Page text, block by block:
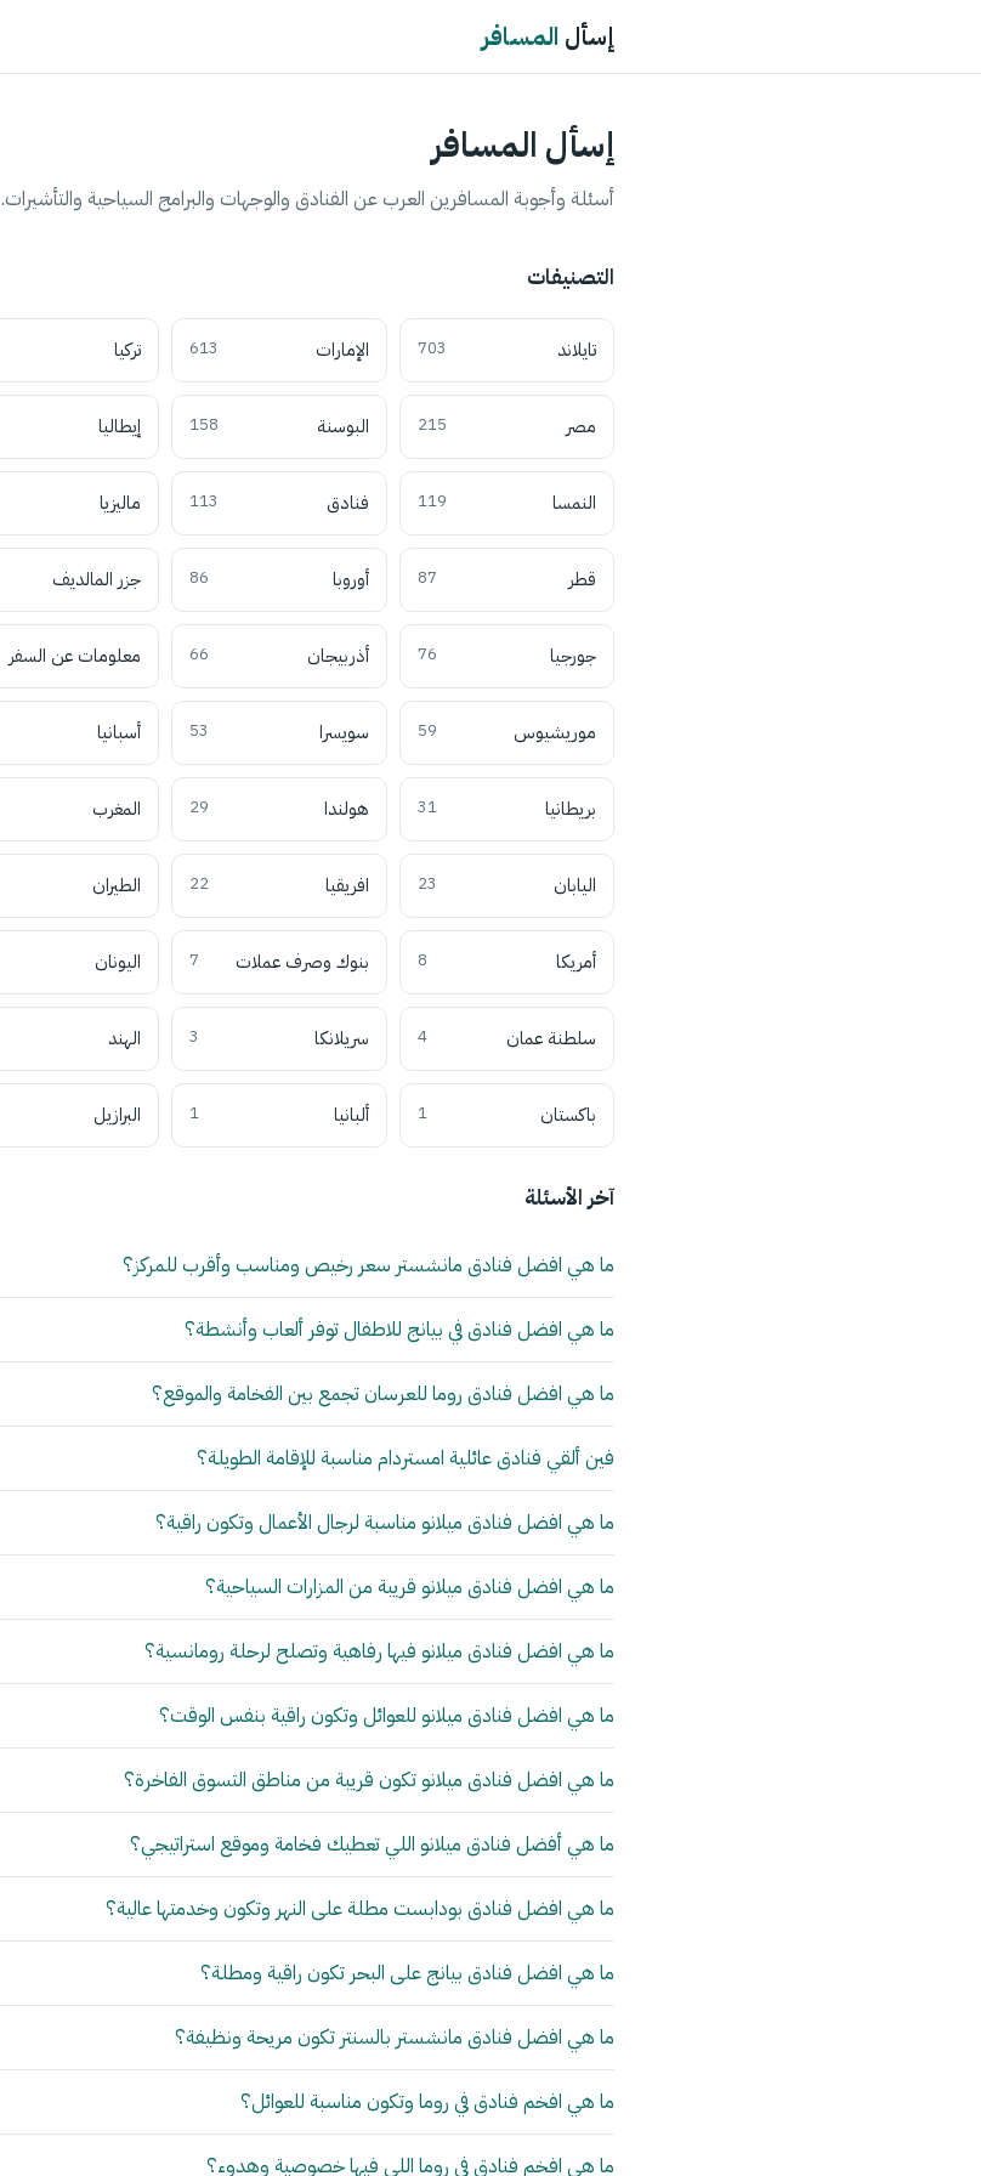
إسأل المسافر
إسأل المسافر
أسئلة وأجوبة المسافرين العرب عن الفنادق والوجهات والبرامج السياحية والتأشيرات.
التصنيفات
تايلاند 703 الإمارات 613 تركيا
مصر 215 البوسنة 158 إيطاليا
النمسا 119 فنادق 113 ماليزيا
قطر 87 أوروبا 86 جزر المالديف
جورجيا 76 أذربيجان 66 معلومات عن السفر
موريشيوس 59 سويسرا 53 أسبانيا
بريطانيا 31 هولندا 29 المغرب
اليابان 23 افريقيا 22 الطيران
أمريكا 8 بنوك وصرف عملات 7 اليونان
سلطنة عمان 4 سريلانكا 3 الهند
باكستان 1 ألبانيا 1 البرازيل
آخر الأسئلة
ما هي افضل فنادق مانشستر سعر رخيص ومناسب وأقرب للمركز؟
ما هي افضل فنادق في بيانج للاطفال توفر ألعاب وأنشطة؟
ما هي افضل فنادق روما للعرسان تجمع بين الفخامة والموقع؟
فين ألقي فنادق عائلية امستردام مناسبة للإقامة الطويلة؟
ما هي افضل فنادق ميلانو مناسبة لرجال الأعمال وتكون راقية؟
ما هي افضل فنادق ميلانو قريبة من المزارات السياحية؟
ما هي افضل فنادق ميلانو فيها رفاهية وتصلح لرحلة رومانسية؟
ما هي افضل فنادق ميلانو للعوائل وتكون راقية بنفس الوقت؟
ما هي افضل فنادق ميلانو تكون قريبة من مناطق التسوق الفاخرة؟
ما هي أفضل فنادق ميلانو اللي تعطيك فخامة وموقع استراتيجي؟
ما هي افضل فنادق بودابست مطلة على النهر وتكون وخدمتها عالية؟
ما هي افضل فنادق بيانج على البحر تكون راقية ومطلة؟
ما هي افضل فنادق مانشستر بالسنتر تكون مريحة ونظيفة؟
ما هي افخم فنادق في روما وتكون مناسبة للعوائل؟
ما هي افخم فنادق في روما اللي فيها خصوصية وهدوء؟